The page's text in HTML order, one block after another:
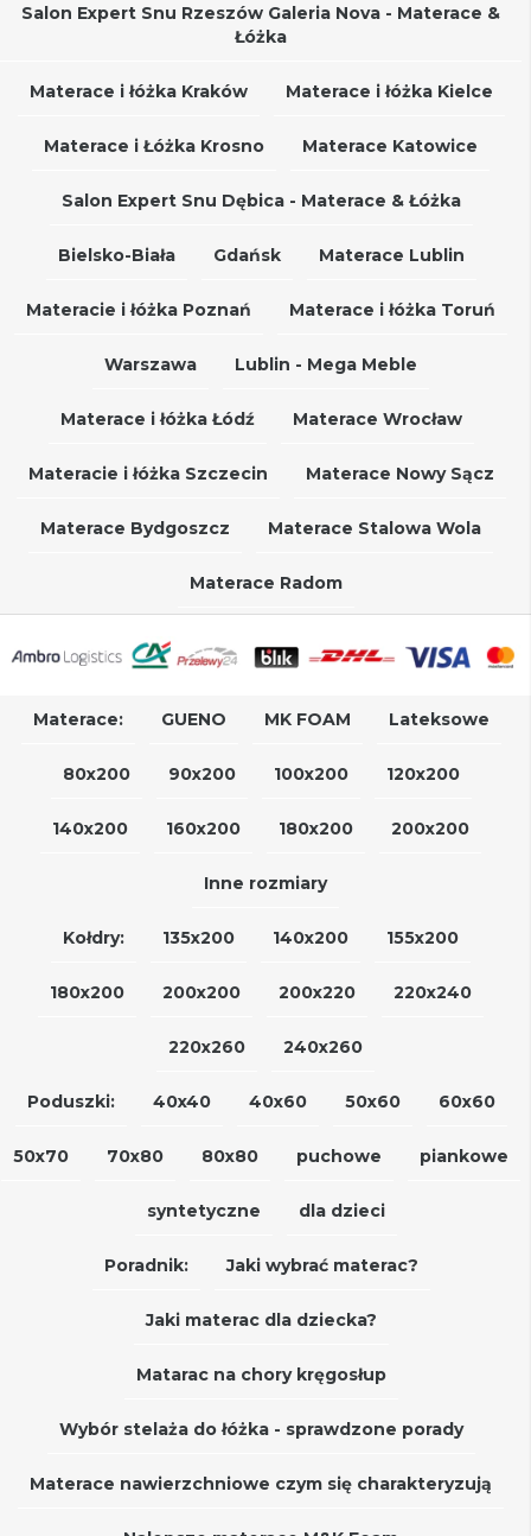
Salon Expert Snu Rzeszów Galeria Nova - Materace &
Łóżka
Materace i łóżka Kraków Materace i łóżka Kielce
Materace i Łóżka Krosno Materace Katowice
Salon Expert Snu Dębica - Materace & Łóżka
Bielsko-Biała Gdańsk Materace Lublin
Materacie i łóżka Poznań Materace i łóżka Toruń
Warszawa Lublin - Mega Meble
Materace i łóżka Łódź Materace Wrocław
Materacie i łóżka Szczecin Materace Nowy Sącz
Materace Bydgoszcz Materace Stalowa Wola
Materace Radom
Materace: GUENO MK FOAM Lateksowe
80x200 90x200 100x200 120x200
140x200 160x200 180x200 200x200
Inne rozmiary
Kołdry: 135x200 140x200 155x200
180x200 200x200 200x220 220x240
220x260 240x260
Poduszki: 40x40 40x60 50x60 60x60
50x70 70x80 80x80 puchowe piankowe
syntetyczne dla dzieci
Poradnik: Jaki wybrać materac?
Jaki materac dla dziecka?
Matarac na chory kręgosłup
Wybór stelaża do łóżka - sprawdzone porady
Materace nawierzchniowe czym się charakteryzują